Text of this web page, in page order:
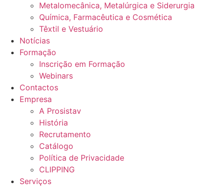
Metalomecânica, Metalúrgica e Siderurgia
Química, Farmacêutica e Cosmética
Têxtil e Vestuário
Notícias
Formação
Inscrição em Formação
Webinars
Contactos
Empresa
A Prosistav
História
Recrutamento
Catálogo
Política de Privacidade
CLIPPING
Serviços